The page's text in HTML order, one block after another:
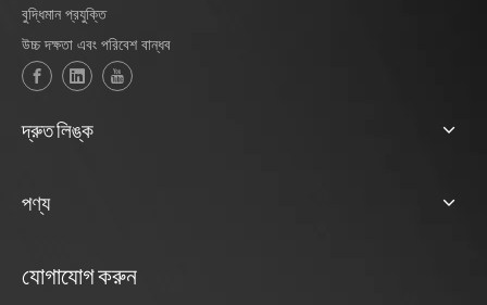
বুদ্ধিমান প্রযুক্তি
উচ্চ দক্ষতা এবং পরিবেশ বান্ধব
দ্রুত লিঙ্ক
পণ্য
যোগাযোগ করুন